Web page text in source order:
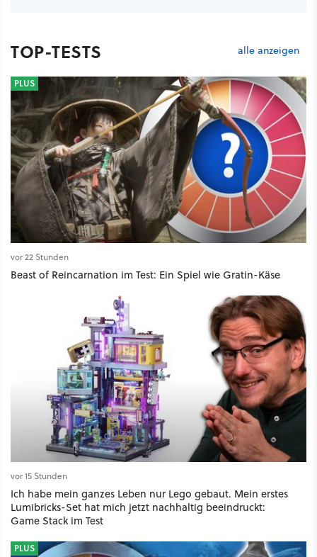
TOP-TESTS alle anzeigen
PLUS
vor 22 Stunden
Beast of Reincarnation im Test: Ein Spiel wie Gratin-Käse
vor 15 Stunden
Ich habe mein ganzes Leben nur Lego gebaut. Mein erstes
Lumibricks-Set hat mich jetzt nachhaltig beeindruckt:
Game Stack im Test
PLUS